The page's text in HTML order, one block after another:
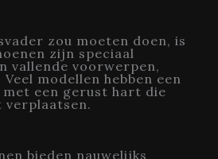
zou moeten doen, is
zijn speciaal
vallende voorwerpen,
modellen hebben een
een gerust hart die
verplaatsen.
bieden nauwelijks